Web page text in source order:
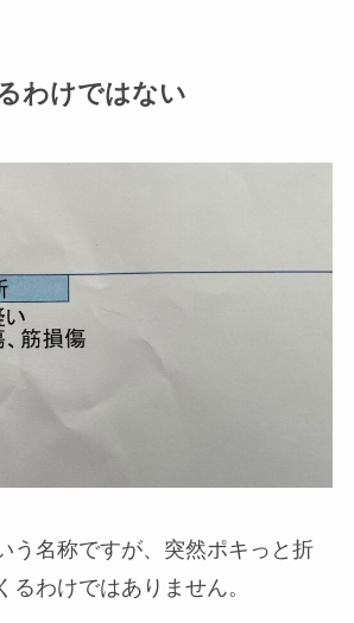
わけではない
う名称ですが、突然ポキっと折
るわけではありません。